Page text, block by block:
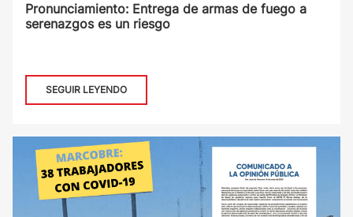
Pronunciamiento: Entrega de armas de fuego a
serenazgos es un riesgo
SEGUIR LEYENDO